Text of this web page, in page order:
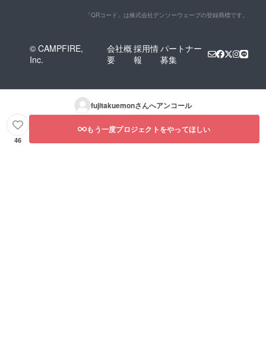
「QRコード」は株式会社デンソーウェーブの登録商標です。
© CAMPFIRE,
Inc.
会社概
要
採用情
報
パートナー
募集
fujitakuemonさんへアンコール
46
もう一度プロジェクトをやってほしい